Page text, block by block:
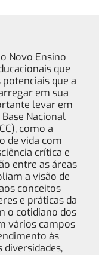
Novo Ensino
que
que a
em sua
levar em
Nacional
como a
de vida com
crítica e
entre as áreas
a visão de
conceitos
e práticas da
o cotidiano dos
vários campos
às
diversidades,